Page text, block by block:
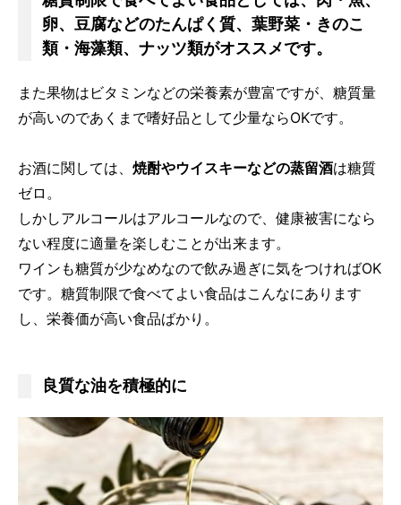
卵、豆腐などのたんぱく質、葉野菜・きのこ
類・海藻類、ナッツ類がオススメです。
また果物はビタミンなどの栄養素が豊富ですが、糖質量
が高いのであくまで嗜好品として少量ならOKです。
お酒に関しては、 焼酎やウイスキーなどの蒸留酒は糖質
ゼロ。
しかしアルコールはアルコールなので、健康被害になら
ない程度に適量を楽しむことが出来ます。
ワインも糖質が少なめなので飲み過ぎに気をつければOK
です。糖質制限で食べてよい食品はこんなにあります
し、栄養価が高い食品ばかり。
良質な油を積極的に